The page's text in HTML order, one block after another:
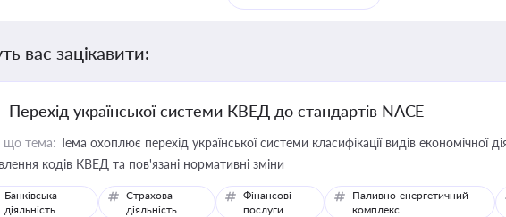
вас зацікавити:
Перехід української системи КВЕД до стандартів NACE
що тема: Тема охоплює перехід української системи класифікації видів економічної
кодів КВЕД та пов'язані нормативні зміни
Банківська
діяльність
Страхова
діяльність
Фінансові
послуги
Паливно-енергетичний
комплекс